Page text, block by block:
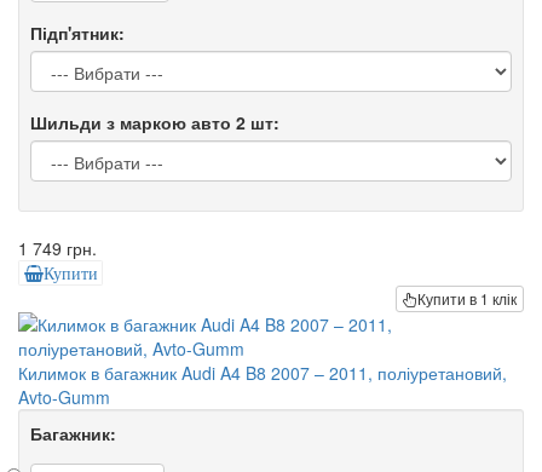
Підп'ятник:
Шильди з маркою авто 2 шт:
1 749 грн.
Купити
Купити в 1 клік
Килимок в багажник Audi A4 B8 2007 – 2011, поліуретановий,
Avto-Gumm
Багажник: